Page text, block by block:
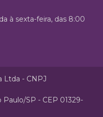
à sexta-feira, das 8:00
Ltda - CNPJ
Paulo/SP - CEP 01329-